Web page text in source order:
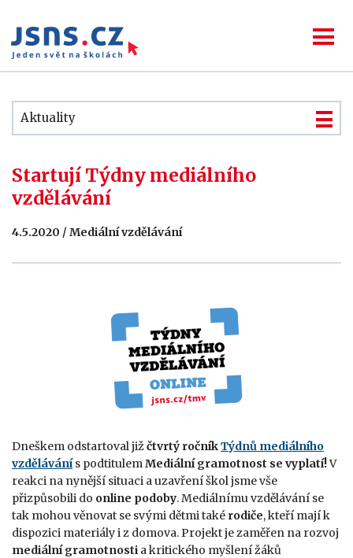
Aktuality
Startují Týdny mediálního
vzdělávání
4.5.2020 / Mediální vzdělávání
Dneškem odstartoval jižčtvrtý ročníkTýdnů mediálního
vzdělávánís podtitulemMediální gramotnost se vyplatí!V
reakci na nynější situaci a uzavření škol jsme vše
přizpůsobili do online podoby. Mediálnímu vzdělávání se
tak mohou věnovat se svými dětmi také rodiče, kteří mají k
dispozici materiály i z domova. Projekt je zaměřen na rozvoj
mediální gramotnosti a kritického myšlení žáků